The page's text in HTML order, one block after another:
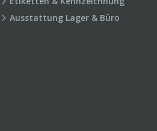
Ausstattung Lager & Büro